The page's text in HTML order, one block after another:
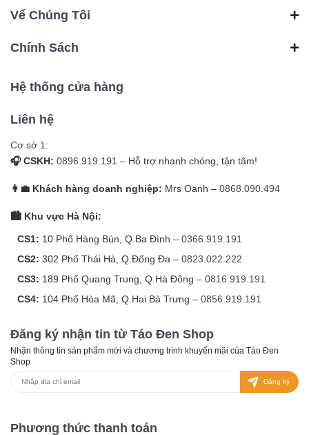
Vể Chúng Tôi
Chính Sách
Hệ thống cửa hàng
Liên hệ
Cơ sở 1:
🎧 CSKH: 0896.919.191 – Hỗ trợ nhanh chóng, tận tâm!
👩‍💼 Khách hàng doanh nghiệp: Mrs Oanh – 0868.090.494
🏙️ Khu vực Hà Nội:
CS1: 10 Phố Hàng Bún, Q.Ba Đình – 0366.919.191
CS2: 302 Phố Thái Hà, Q.Đống Đa – 0823.022.222
CS3: 189 Phố Quang Trung, Q.Hà Đông – 0816.919.191
CS4: 104 Phố Hòa Mã, Q.Hai Bà Trưng – 0856.919.191
Đăng ký nhận tin từ Táo Đen Shop
Nhận thông tin sản phẩm mới và chương trình khuyến mãi của Táo Đen
Shop
Đăng ký
Phương thức thanh toán